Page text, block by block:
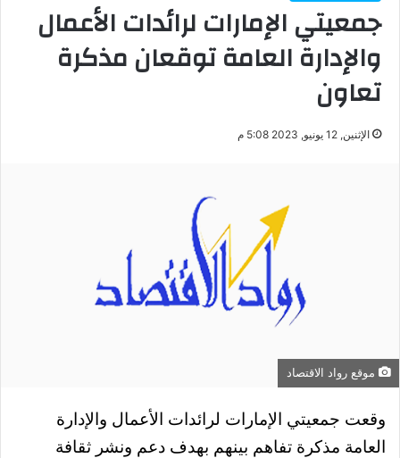
جمعيتي الإمارات لرائدات الأعمال
والإدارة العامة توقعان مذكرة
تعاون
الإثنين, 12 يونيو, 2023 5:08 م
موقع رواد الاقتصاد
وقعت جمعيتي الإمارات لرائدات الأعمال والإدارة
العامة مذكرة تفاهم بينهم بهدف دعم ونشر ثقافة